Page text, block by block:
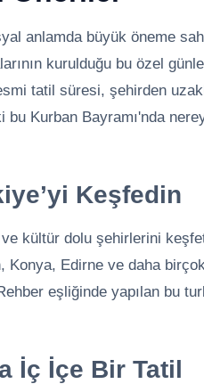
anlamda büyük öneme
kurulduğu bu özel
tatil süresi, şehirden
Kurban Bayramı'nda
Keşfedin
kültür dolu şehirlerini
Konya, Edirne ve daha
eşliğinde yapılan bu
İç İçe Bir Tatil